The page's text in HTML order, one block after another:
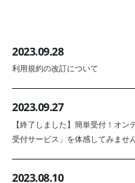
2023.09.28
利用規約の改訂について
2023.09.27
【終了しました】簡単受付！オ
受付サービス」を体感してみませ
2023.08.10